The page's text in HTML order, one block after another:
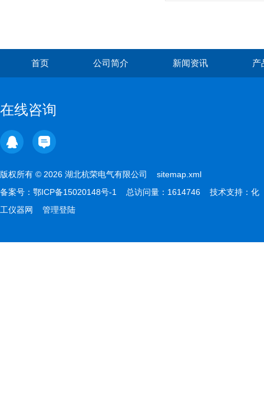
首页 公司简介 新闻资讯 产
在线咨询
版权所有 © 2026 湖北杭荣电气有限公司 sitemap.xml
备案号： 鄂ICP备15020148号-1 总访问量：1614746 技术支持： 化
工仪器网
管理登陆